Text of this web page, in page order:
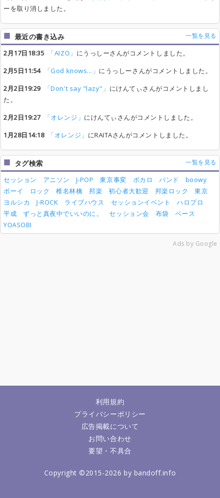
ーを取り消しました。
最近の書き込み 一覧を見る
2月17日18:35 「AIZO」 にうっしーさんがコメントしました。
2月5日11:54
「God knows...」 にうっしーさんがコメントしました。
2月2日19:29
「Don't say "lazy"」 にけんてぃさんがコメントしまし
た。
2月2日19:27
「オレンジ」 にけんてぃさんがコメントしました。
1月28日14:18
「オレンジ」 にRAITAさんがコメントしました。
タグ検索 一覧を見る
セッション アニソン J-POP 東京事変 ボカロ バンド
boowy
ボーイ
ロック 椎名林檎 邦楽 初心者大歓迎 邦楽ロック
東京
ヨルシカ
J-ROCK ライブハウス セッションイベント
ハロプロ
平成
ずっと真夜中でいいのに。 セッション会 布袋
ベース
YOASOBI
Ads by Google
利用規約
プライバシーポリシー
広告掲載について
お問い合わせ
要望・不具合
Copyright ©2015-2026 by bandoff.info